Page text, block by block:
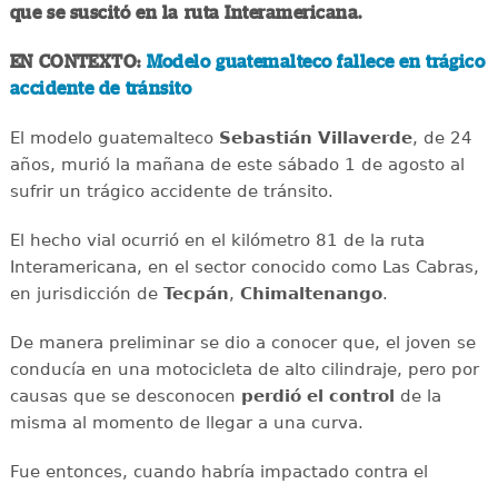
que se suscitó en la ruta Interamericana.
EN CONTEXTO: Modelo guatemalteco fallece en trágico
accidente de tránsito
El modelo guatemalteco Sebastián Villaverde, de 24
años, murió la mañana de este sábado 1 de agosto al
sufrir un trágico accidente de tránsito.
El hecho vial ocurrió en el kilómetro 81 de la ruta
Interamericana, en el sector conocido como Las Cabras,
en jurisdicción de Tecpán, Chimaltenango.
De manera preliminar se dio a conocer que, el joven se
conducía en una motocicleta de alto cilindraje, pero por
causas que se desconocen perdió el control de la
misma al momento de llegar a una curva.
Fue entonces, cuando habría impactado contra el